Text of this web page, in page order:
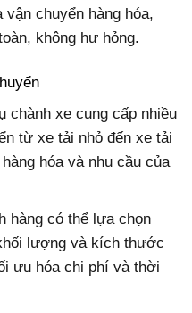
chuyển hàng hóa,
không hư hỏng.
chành xe cung cấp nhiều
từ xe tải nhỏ đến xe tải
hóa và nhu cầu của
hàng có thể lựa chọn
lượng và kích thước
ưu hóa chi phí và thời